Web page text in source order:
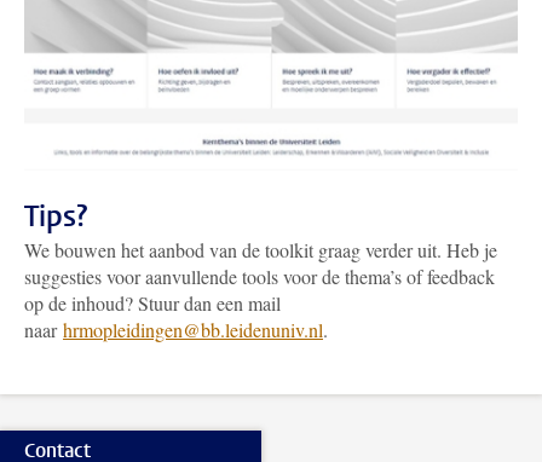
Tips?
We bouwen het aanbod van de toolkit graag verder uit. Heb je
suggesties voor aanvullende tools voor de thema’s of feedback
op de inhoud? Stuur dan een mail
naarhrmopleidingen@bb.leidenuniv.nl.
Contact